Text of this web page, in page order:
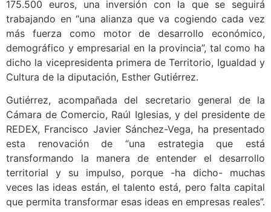
la renovación del convenio “Diputación Impulsa” para
2025-2026, con una inversión de la diputación de
175.500 euros, una inversión con la que se seguirá
trabajando en “una alianza que va cogiendo cada vez
más fuerza como motor de desarrollo económico,
demográfico y empresarial en la provincia”, tal como ha
dicho la vicepresidenta primera de Territorio, Igualdad y
Cultura de la diputación, Esther Gutiérrez.
Gutiérrez, acompañada del secretario general de la
Cámara de Comercio, Raúl Iglesias, y del presidente de
REDEX, Francisco Javier Sánchez-Vega, ha presentado
esta renovación de “una estrategia que está
transformando la manera de entender el desarrollo
territorial y su impulso, porque -ha dicho- muchas